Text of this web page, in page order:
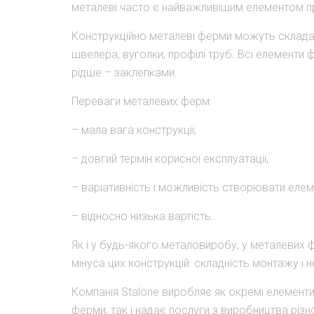
металеві часто є найважливішим елементом
Конструкційно металеві ферми можуть
швелера, вуголки, профілі труб. Всі
рідше – заклепками.
Переваги металевих ферм:
– мала вага конструкції;
– довгий термін корисної експлуатації;
– варіативність і можливість створювати
– відносно низька вартість.
Як і у будь-якого металовиробу, у металевих
мінуса цих конструкцій: складність монтажу і
Компанія Stalone виробляє як окремі
ферми, так і надає послуги з виробництва